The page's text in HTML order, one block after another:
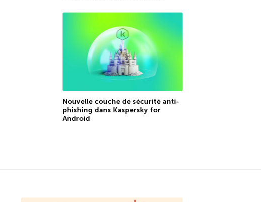
Nouvelle couche de sécurité anti-
phishing dans Kaspersky for
Android